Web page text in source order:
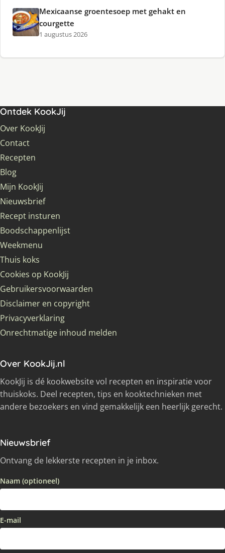
Mexicaanse groentesoep met gehakt en
courgette
1 augustus 2026
Ontdek KookJij
Over KookJij
Contact
Recepten
Blog
Mijn KookJij
Nieuwsbrief
Recept insturen
Boodschappenlijst
Weekmenu
Thuis koks
Cookies op KookJij
Gebruikersvoorwaarden
Disclaimer en copyright
Privacyverklaring
Onrechtmatige inhoud melden
Over KookJij.nl
KookJij is dé kookwebsite vol recepten en inspiratie voor
thuiskoks. Deel recepten, tips en kooktechnieken met
andere bezoekers en vind gemakkelijk een heerlijk gerecht.
Nieuwsbrief
Ontvang de lekkerste recepten in je inbox.
Naam (optioneel)
E-mail